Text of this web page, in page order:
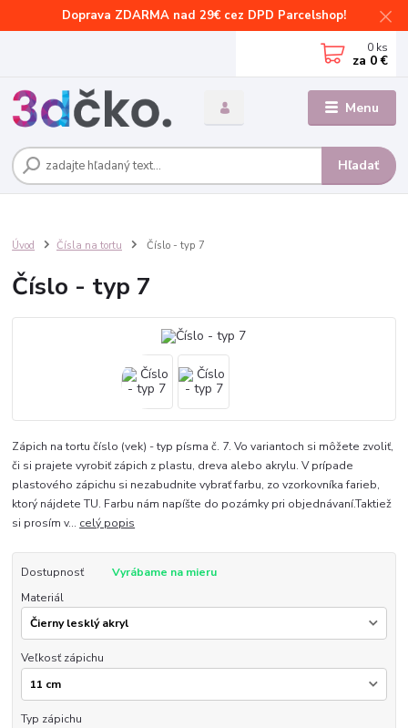
Doprava ZDARMA nad 29€ cez DPD Parcelshop!
Menu
Hľadať
0 ks
za 0 €
Úvod Čísla na tortu Číslo - typ 7
Číslo - typ 7
Zápich na tortu číslo (vek) - typ písma č. 7. Vo variantoch si môžete zvoliť,
či si prajete vyrobiť zápich z plastu, dreva alebo akrylu. V prípade
plastového zápichu si nezabudnite vybrať farbu, zo vzorkovníka farieb,
ktorý nájdete TU. Farbu nám napíšte do pozámky pri objednávaní.Taktiež
si prosím v... celý popis
Dostupnosť
Vyrábame na mieru
Materiál
Veľkosť zápichu
Typ zápichu